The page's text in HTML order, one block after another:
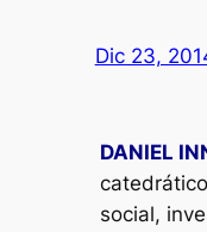
Dic 23,
DANIEL
social,